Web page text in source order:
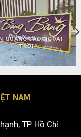
QUẢNG CÁO NGOÀI
TRỜI
NAM
TP. Hồ Chí